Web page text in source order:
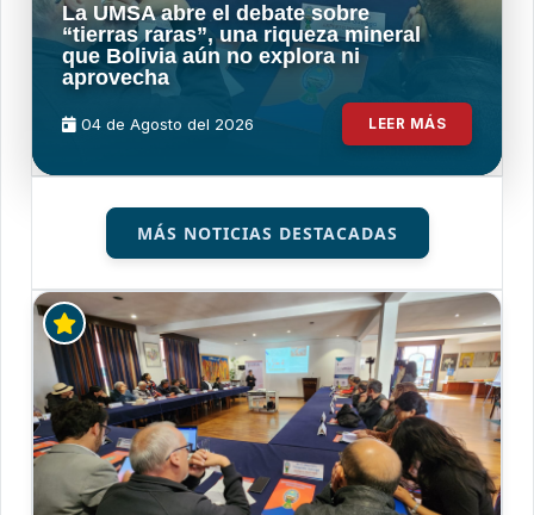
La UMSA abre el debate sobre
“tierras raras”, una riqueza mineral
que Bolivia aún no explora ni
aprovecha
04 de Agosto del 2026 LEER MÁS
MÁS NOTICIAS DESTACADAS